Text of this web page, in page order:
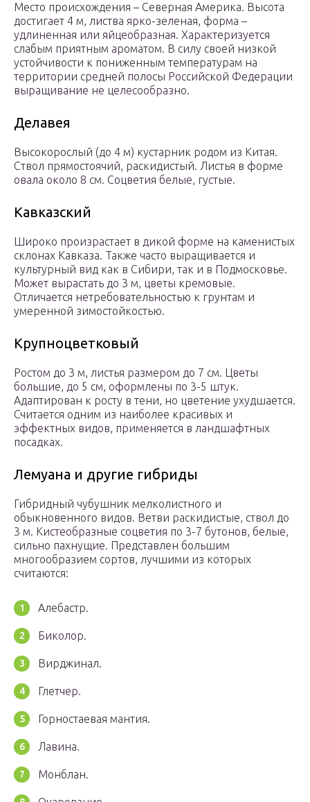
Место происхождения – Северная Америка. Высота
достигает 4 м, листва ярко-зеленая, форма –
удлиненная или яйцеобразная. Характеризуется
слабым приятным ароматом. В силу своей низкой
устойчивости к пониженным температурам на
территории средней полосы Российской Федерации
выращивание не целесообразно.
Делавея
Высокорослый (до 4 м) кустарник родом из Китая.
Ствол прямостоячий, раскидистый. Листья в форме
овала около 8 см. Соцветия белые, густые.
Кавказский
Широко произрастает в дикой форме на каменистых
склонах Кавказа. Также часто выращивается и
культурный вид как в Сибири, так и в Подмосковье.
Может вырастать до 3 м, цветы кремовые.
Отличается нетребовательностью к грунтам и
умеренной зимостойкостью.
Крупноцветковый
Ростом до 3 м, листья размером до 7 см. Цветы
большие, до 5 см, оформлены по 3-5 штук.
Адаптирован к росту в тени, но цветение ухудшается.
Считается одним из наиболее красивых и
эффектных видов, применяется в ландшафтных
посадках.
Лемуана и другие гибриды
Гибридный чубушник мелколистного и
обыкновенного видов. Ветви раскидистые, ствол до
3 м. Кистеобразные соцветия по 3-7 бутонов, белые,
сильно пахнущие. Представлен большим
многообразием сортов, лучшими из которых
считаются:
Алебастр.
Биколор.
Вирджинал.
Глетчер.
Горностаевая мантия.
Лавина.
Монблан.